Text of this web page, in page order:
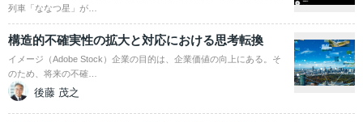
列車「ななつ星」が…
構造的不確実性の拡大と対応における思考転換
イメージ（Adobe Stock）企業の目的は、企業価値の向上にある。そ
のため、将来の不確…
後藤 茂之